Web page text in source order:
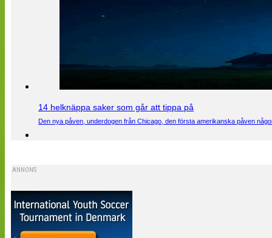
14 helknäppa saker som går att tippa på
Den nya påven, underdogen från Chicago, den första amerikanska påven
ANNONS